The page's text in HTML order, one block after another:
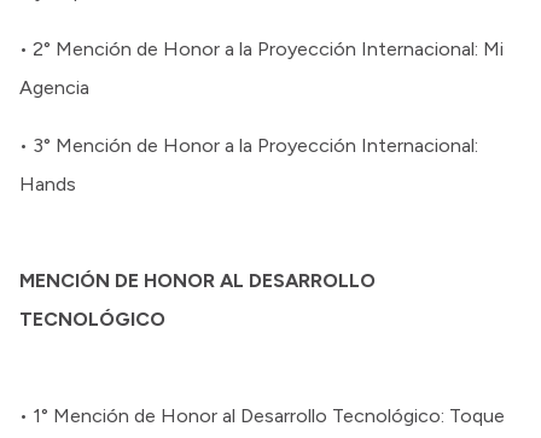
• 2° Mención de Honor a la Proyección Internacional: Mi
Agencia
• 3° Mención de Honor a la Proyección Internacional:
Hands
MENCIÓN DE HONOR AL DESARROLLO
TECNOLÓGICO
• 1° Mención de Honor al Desarrollo Tecnológico: Toque